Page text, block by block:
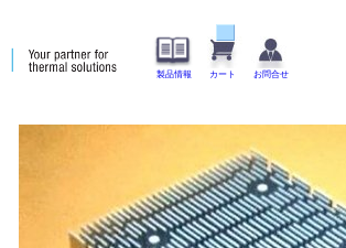
製品情報 カート お問合せ